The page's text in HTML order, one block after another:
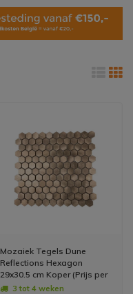
Mozaiek Tegels Dune
Reflections Hexagon
29x30.5 cm Koper (Prijs per
Matje)3 tot 4 weken